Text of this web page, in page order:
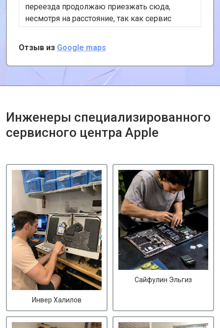
переезда продолжаю приезжать сюда,
несмотря на расстояние, так как сервис
хороший и цены адекватные. К тому же, у
них есть удобная услуга вызова курьера,
забирает и привозит почти за даром!
Отзыв из Google maps
Инженеры специализированного
сервисного центра Apple
Инвер Халилов
Сайфулин Эльгиз